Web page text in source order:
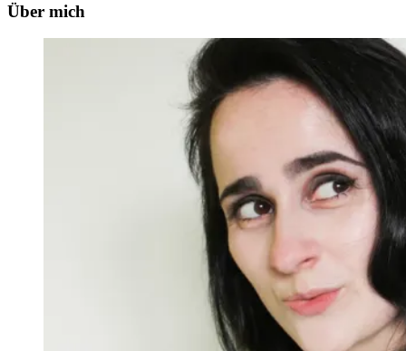
Über mich